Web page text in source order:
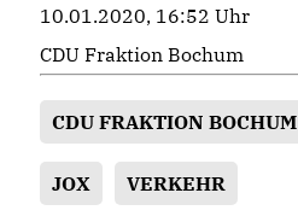
10.01.2020, 16:52 Uhr
CDU Fraktion Bochum
CDU FRAKTION BOCHUM
JOX VERKEHR